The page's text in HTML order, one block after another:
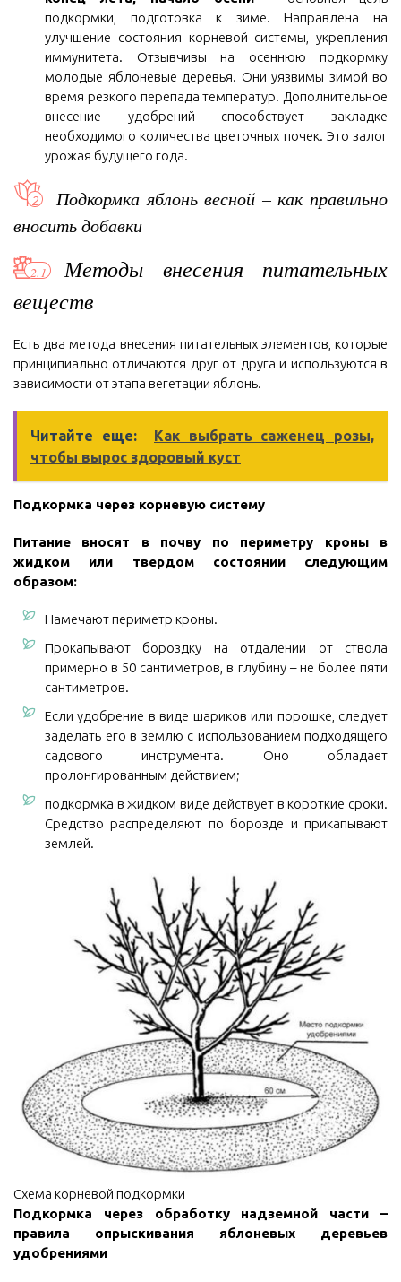
подкормки, подготовка к зиме. Направлена на
улучшение состояния корневой системы, укрепления
иммунитета. Отзывчивы на осеннюю подкормку
молодые яблоневые деревья. Они уязвимы зимой во
время резкого перепада температур. Дополнительное
внесение удобрений способствует закладке
необходимого количества цветочных почек. Это залог
урожая будущего года.
Подкормка яблонь весной – как правильно
вносить добавки
Методы внесения питательных
веществ
Есть два метода внесения питательных элементов, которые
принципиально отличаются друг от друга и используются в
зависимости от этапа вегетации яблонь.
Читайте еще:
Как выбрать саженец розы,
чтобы вырос здоровый куст
Подкормка через корневую систему
Питание вносят в почву по периметру кроны в
жидком или твердом состоянии следующим
образом:
Намечают периметр кроны.
Прокапывают бороздку на отдалении от ствола
примерно в 50 сантиметров, в глубину – не более пяти
сантиметров.
Если удобрение в виде шариков или порошке, следует
заделать его в землю с использованием подходящего
садового инструмента. Оно обладает
пролонгированным действием;
подкормка в жидком виде действует в короткие сроки.
Средство распределяют по борозде и прикапывают
землей.
Схема корневой подкормки
Подкормка через обработку надземной части –
правила опрыскивания яблоневых деревьев
удобрениями